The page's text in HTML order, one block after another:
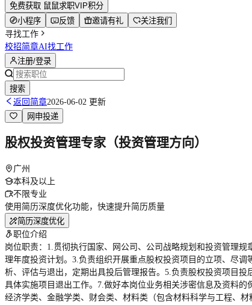
免费获取 鼠鼠求职VIP积分
小程序 反馈 邀请有礼
关注我们
寻找工作
校招简章AI找工作
注册/登录
搜索
返回简章2026-06-02 更新
网申投递
股权投资管理专家（投资管理方向）
广州
本科及以上
不限专业
使用简历深度优化功能，快速提升简历质量
简历深度优化
职位介绍
岗位职责：1.贯彻执行国家、网公司、公司战略规划和投资管理
理年度投资计划。3.负责组织开展重点股权投资项目的立项、尽
析、评估与退出，定期出具投后管理报告。5.负责股权投资项目
具体实施项目退出工作。7.做好本岗位业务相关涉密信息及资料
经济学类、金融学类、财会类、材料类（包含材料科学与工程、